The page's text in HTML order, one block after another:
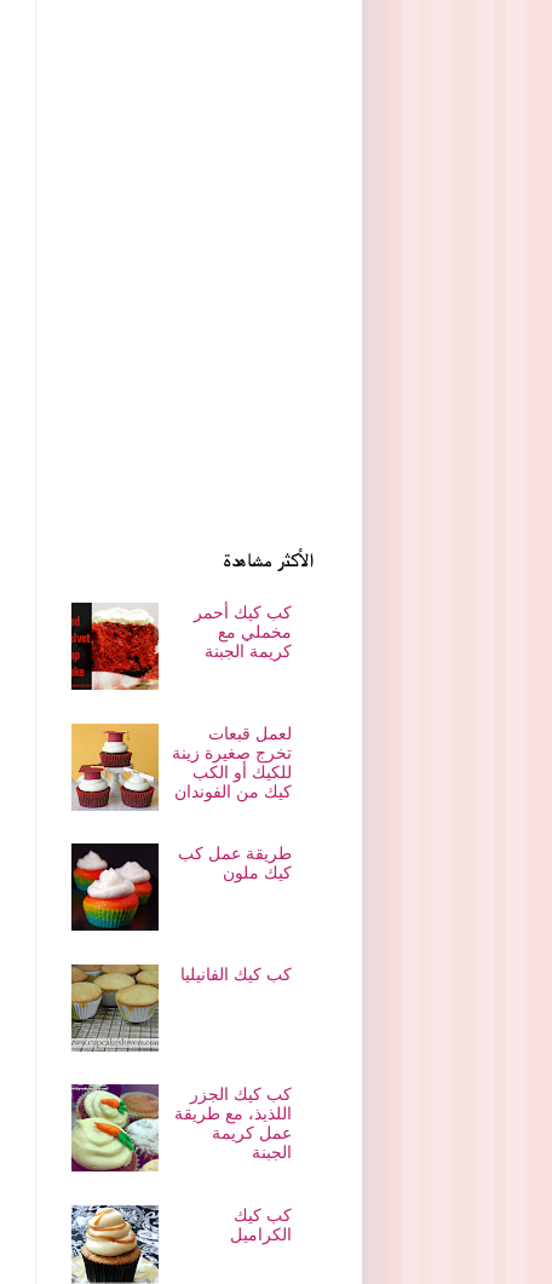
الأكثر مشاهدة
كب كيك أحمر
مخملي مع
كريمة الجبنة
لعمل قبعات
تخرج صغيرة زينة
للكيك أو الكب
كيك من الفوندان
طريقة عمل كب
كيك ملون
كب كيك الفانيليا
كب كيك الجزر
اللذيذ، مع طريقة
عمل كريمة
الجبنة
كب كيك
الكراميل